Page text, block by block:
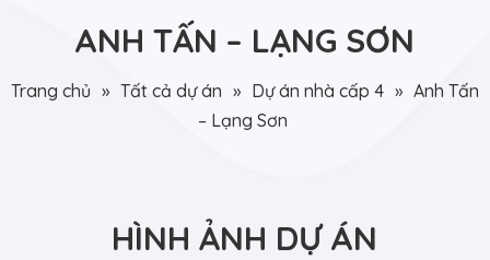
ANH TẤN – LẠNG SƠN
Trang chủ » Tất cả dự án » Dự án nhà cấp 4 » Anh Tấn
– Lạng Sơn
HÌNH ẢNH DỰ ÁN